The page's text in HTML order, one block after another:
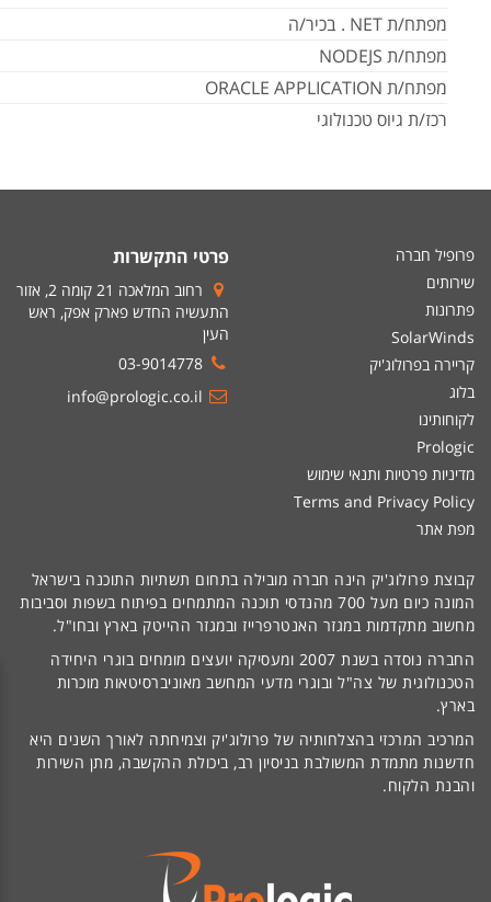
מפתח/ת NET . בכיר/ה
מפתח/ת NODEJS
מפתח/ת ORACLE APPLICATION
רכז/ת גיוס טכנולוגי
פרופיל חברה
שירותים
פתרונות
SolarWinds
קריירה בפרולוג'יק
בלוג
לקוחותינו
Prologic
מדיניות פרטיות ותנאי שימוש
Terms and Privacy Policy
מפת אתר
פרטי התקשרות
רחוב המלאכה 21 קומה 2, אזור
התעשיה החדש פארק אפק, ראש
העין
03-9014778
info@prologic.co.il
קבוצת פרולוג'יק הינה חברה מובילה בתחום תשתיות התוכנה בישראל
המונה כיום מעל 700 מהנדסי תוכנה המתמחים בפיתוח בשפות וסביבות
מחשוב מתקדמות במגזר האנטרפרייז ובמגזר ההייטק בארץ ובחו"ל.
החברה נוסדה בשנת 2007 ומעסיקה יועצים מומחים בוגרי היחידה
הטכנולוגית של צה"ל ובוגרי מדעי המחשב מאוניברסיטאות מוכרות
בארץ.
המרכיב המרכזי בהצלחותיה של פרולוג'יק וצמיחתה לאורך השנים היא
חדשנות מתמדת המשולבת בניסיון רב, ביכולת ההקשבה, מתן השירות
והבנת הלקוח.